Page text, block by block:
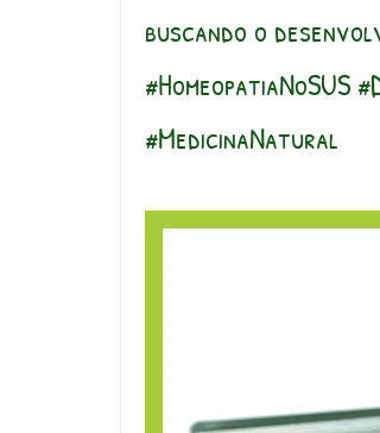
buscando o
#MedicinaNatural